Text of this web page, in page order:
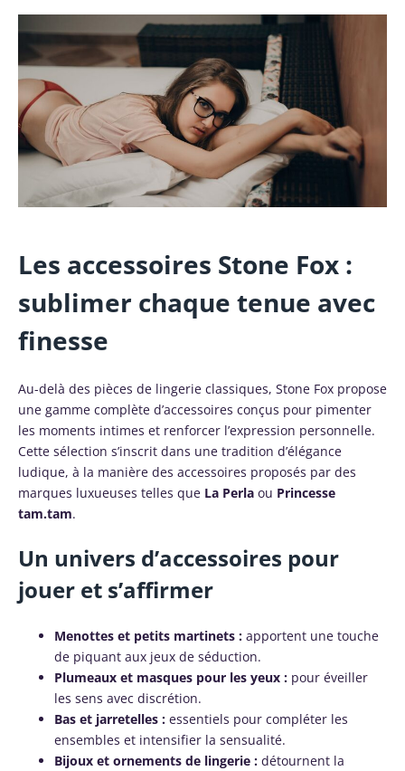
Les accessoires Stone Fox :
sublimer chaque tenue avec
finesse
Au-delà des pièces de lingerie classiques, Stone Fox propose
une gamme complète d’accessoires conçus pour pimenter
les moments intimes et renforcer l’expression personnelle.
Cette sélection s’inscrit dans une tradition d’élégance
ludique, à la manière des accessoires proposés par des
marques luxueuses telles que La Perla ou Princesse
tam.tam.
Un univers d’accessoires pour
jouer et s’affirmer
Menottes et petits martinets : apportent une touche
de piquant aux jeux de séduction.
Plumeaux et masques pour les yeux : pour éveiller
les sens avec discrétion.
Bas et jarretelles : essentiels pour compléter les
ensembles et intensifier la sensualité.
Bijoux et ornements de lingerie : détournent la